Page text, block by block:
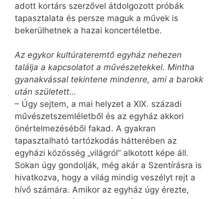
adott kortárs szerzővel átdolgozott próbák
tapasztalata és persze maguk a művek is
bekerülhetnek a hazai koncertéletbe.
Az egykor kultúrateremtő egyház nehezen
találja a kapcsolatot a művészetekkel. Mintha
gyanakvással tekintene mindenre, ami a barokk
után született…
– Úgy sejtem, a mai helyzet a XIX. századi
művészetszemléletből és az egyház akkori
önértelmezéséből fakad. A gyakran
tapasztalható tartózkodás hátterében az
egyházi közösség „világról” alkotott képe áll.
Sokan úgy gondolják, még akár a Szentírásra is
hivatkozva, hogy a világ mindig veszélyt rejt a
hívő számára. Amikor az egyház úgy érezte,